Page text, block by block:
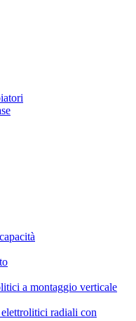
a montaggio verticale
radiali con